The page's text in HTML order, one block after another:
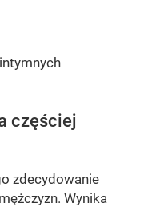
częściej
zdecydowanie
Wynika